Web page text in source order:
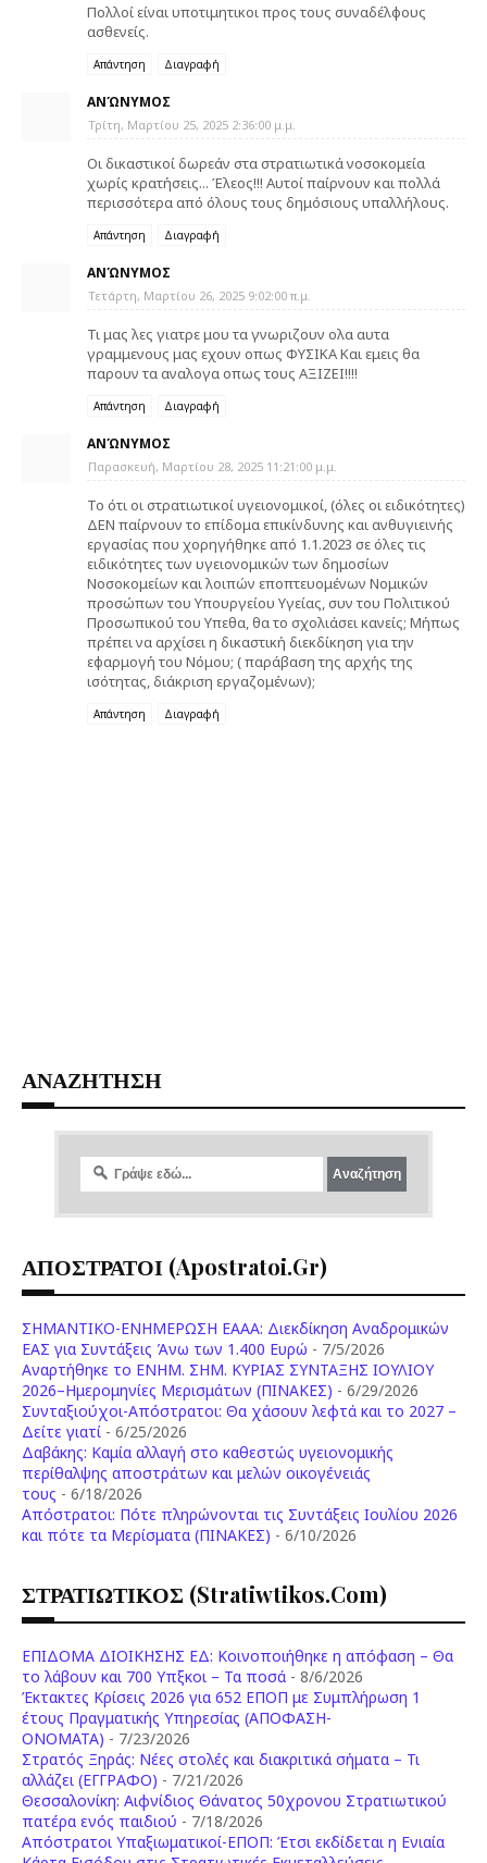
Πολλοί είναι υποτιμητικοι προς τους συναδέλφους
ασθενείς.
Απάντηση Διαγραφή
ΑΝΏΝΥΜΟΣ
Τρίτη, Μαρτίου 25, 2025 2:36:00 μ.μ.
Οι δικαστικοί δωρεάν στα στρατιωτικά νοσοκομεία
χωρίς κρατήσεις... Έλεος!!! Αυτοί παίρνουν και πολλά
περισσότερα από όλους τους δημόσιους υπαλλήλους.
Απάντηση Διαγραφή
ΑΝΏΝΥΜΟΣ
Τετάρτη, Μαρτίου 26, 2025 9:02:00 π.μ.
Τι μας λες γιατρε μου τα γνωριζουν ολα αυτα
γραμμενους μας εχουν οπως ΦΥΣΙΚΑ Και εμεις θα
παρουν τα αναλογα οπως τους ΑΞΙΖΕΙ!!!!
Απάντηση Διαγραφή
ΑΝΏΝΥΜΟΣ
Παρασκευή, Μαρτίου 28, 2025 11:21:00 μ.μ.
Το ότι οι στρατιωτικοί υγειονομικοί, (όλες οι ειδικότητες)
ΔΕΝ παίρνουν το επίδομα επικίνδυνης και ανθυγιεινής
εργασίας που χορηγήθηκε από 1.1.2023 σε όλες τις
ειδικότητες των υγειονομικών των δημοσίων
Νοσοκομείων και λοιπών εποπτευομένων Νομικών
προσώπων του Υπουργείου Υγείας, συν του Πολιτικού
Προσωπικού του Υπεθα, θα το σχολιάσει κανείς; Μήπως
πρέπει να αρχίσει η δικαστική διεκδίκηση για την
εφαρμογή του Νόμου; ( παράβαση της αρχής της
ισότητας, διάκριση εργαζομένων);
Απάντηση Διαγραφή
ΑΝΑΖΗΤΗΣΗ
ΑΠΟΣΤΡΑΤΟΙ (apostratoi.gr)
ΣΗΜΑΝΤΙΚΟ-ΕΝΗΜΕΡΩΣΗ ΕΑΑΑ: Διεκδίκηση Αναδρομικών
ΕΑΣ για Συντάξεις Άνω των 1.400 Ευρώ - 7/5/2026
Aναρτήθηκε το ENHM. ΣΗΜ. ΚΥΡΙΑΣ ΣΥΝΤΑΞΗΣ ΙΟΥΛΙΟΥ
2026–Ημερομηνίες Μερισμάτων (ΠΙΝΑΚΕΣ) - 6/29/2026
Συνταξιούχοι-Απόστρατοι: Θα χάσουν λεφτά και το 2027 –
Δείτε γιατί - 6/25/2026
Δαβάκης: Καμία αλλαγή στο καθεστώς υγειονομικής
περίθαλψης αποστράτων και μελών οικογένειάς
τους - 6/18/2026
Aπόστρατοι: Πότε πληρώνονται τις Συντάξεις Ιουλίου 2026
και πότε τα Μερίσματα (ΠΙΝΑΚΕΣ) - 6/10/2026
ΣΤΡΑΤΙΩΤΙΚΟΣ (stratiwtikos.com)
ΕΠΙΔΟΜΑ ΔΙΟΙΚΗΣΗΣ ΕΔ: Κοινοποιήθηκε η απόφαση – Θα
το λάβουν και 700 Υπξκοι – Τα ποσά - 8/6/2026
Έκτακτες Κρίσεις 2026 για 652 ΕΠΟΠ με Συμπλήρωση 1
έτους Πραγματικής Υπηρεσίας (ΑΠΟΦΑΣΗ-
ONOMATA) - 7/23/2026
Στρατός Ξηράς: Νέες στολές και διακριτικά σήματα – Τι
αλλάζει (ΕΓΓΡΑΦΟ) - 7/21/2026
Θεσσαλονίκη: Αιφνίδιος Θάνατος 50χρονου Στρατιωτικού
πατέρα ενός παιδιού - 7/18/2026
Απόστρατοι Υπαξιωματικοί-ΕΠΟΠ: Έτσι εκδίδεται η Ενιαία